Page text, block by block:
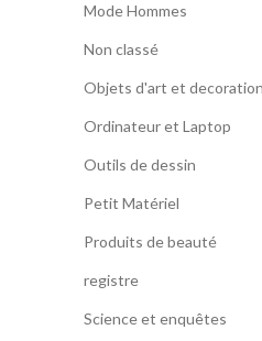
Mode Hommes
Non classé
Objets d'art et decoration
Ordinateur et Laptop
Outils de dessin
Petit Matériel
Produits de beauté
registre
Science et enquêtes